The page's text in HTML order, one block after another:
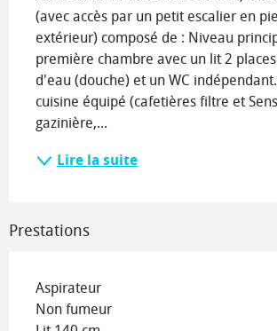
(avec accès par un petit escalier en
extérieur) composé de : Niveau
première chambre avec un lit 2
d'eau (douche) et un WC
cuisine équipé (cafetières filtre et
gazinière,...
Lire la suite
Prestations
Aspirateur
Non fumeur